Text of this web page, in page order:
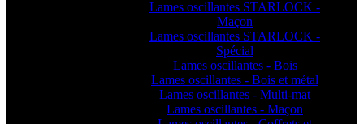
Lames oscillantes STARLOCK -
Maçon
Lames oscillantes STARLOCK -
Spécial
Lames oscillantes - Bois
Lames oscillantes - Bois et métal
Lames oscillantes - Multi-mat
Lames oscillantes - Maçon